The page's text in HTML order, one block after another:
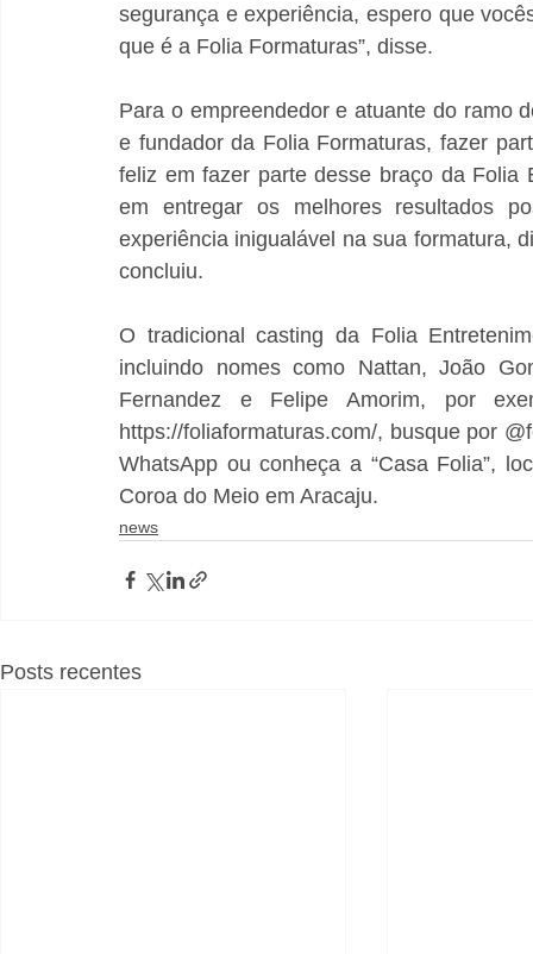
segurança e experiência, espero que
que é a Folia Formaturas”, disse.
Para o empreendedor e atuante do ramo
e fundador da Folia Formaturas, fazer
feliz em fazer parte desse braço da Folia
em entregar os melhores resultados
experiência inigualável na sua formatura,
concluiu.
O tradicional casting da Folia
incluindo nomes como Nattan, João
Fernandez e Felipe Amorim, por
https://foliaformaturas.com/, busque por
WhatsApp ou conheça a “Casa Folia”,
Coroa do Meio em Aracaju.
news
Posts recentes